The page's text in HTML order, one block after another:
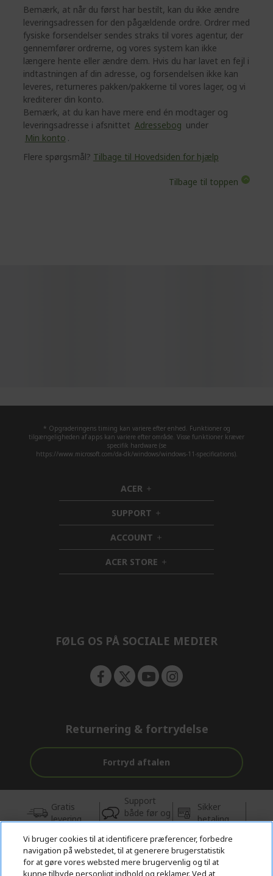
Bemærk, at når du først har bestilt, kan du ikke ændre
leveringsadressen for den pågældende ordre. Ordrer med
fysiske forsendelser sendes straks til vores agentur, der
gennemfører ordrerne, og vores system kan ikke
længere hente eller ændre dem. Hvis du har lavet en fejl i
indtastningen af din adresse, og forsendelsen ikke kan
leveres, returneres pakken/pakkerne til vores lager, og vi
krediterer din konto.
Bemærk, at du kan have mere end én modtager og
leveringsadresse i afsnittet Adressebog under
Min konto .
Flere spørgsmål? Tilbage til Hovedsiden for hjælp
Tilbage til toppen
* Opgraderingens timing kan variere efter enhed. Funktioner og
tilgængeligheden af apps kan variere efter område. Visse funktioner kræver
specifik hardware (se
https://www.microsoft.com/da-dk/windows/windows-11-specifications).
ACER h
i
d
d
e
n
SUPPORT h
i
d
e
n
ACCOUNT h
i
d
d
ACER STORE h
i
FØLG OS PÅ SOCIALE MEDIER
Returnering & fortrydelse
Fortryd aftalen
Gratis
levering
Support
både før og
efter købet
Sikker
betaling
© 2026 Acer Inc.
CPYou BV er autoriseret forhandler og sælger af de produkter og
Vi bruger cookies til at identificere præferencer, forbedre
navigation på webstedet, til at generere brugerstatistik
for at gøre vores websted mere brugervenlig og til at
kunne tilbyde personligt indhold og reklamer. Ved at